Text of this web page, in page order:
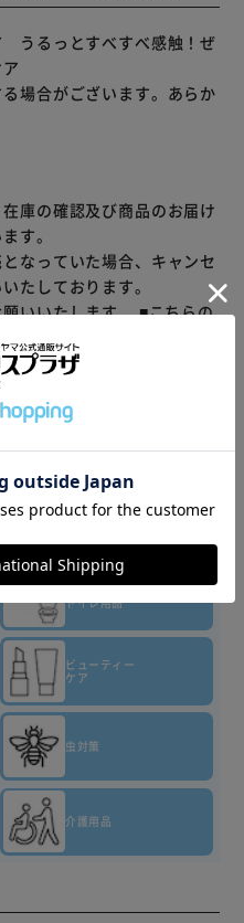
うるっとすべすべ感触！ぜ
場合がございます。あらか
庫の確認及び商品のお届け
す。
なっていた場合、キャンセ
たしております。
いいたします。■こちらの
したオススメ商品です。
洗剤・柔軟剤
バス・
トイレ用品
ビューティー
ケア
虫対策
介護用品